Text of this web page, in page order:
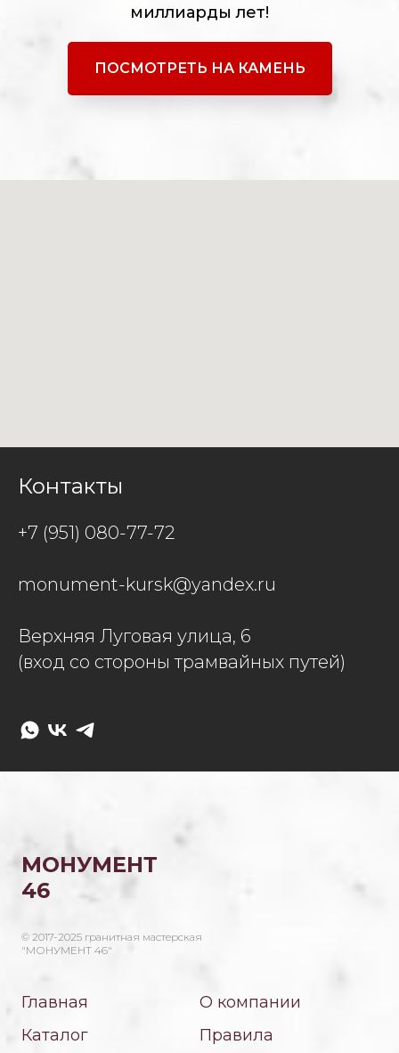
миллиарды лет!
ПОСМОТРЕТЬ НА КАМЕНЬ
Контакты
+7 (951) 080-77-72
monument-kursk@yandex.ru
Верхняя Луговая улица, 6
(вход со стороны трамвайных путей)
МОНУМЕНТ
46
© 2017-2025 гранитная мастерская
"МОНУМЕНТ 46"
Главная
Каталог
О компании
Правила